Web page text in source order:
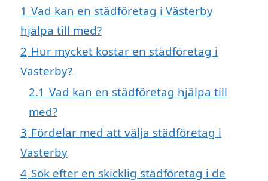
1 Vad kan en städföretag i Västerby
hjälpa till med?
2 Hur mycket kostar en städföretag i
Västerby?
2.1 Vad kan en städföretag hjälpa till
med?
3 Fördelar med att välja städföretag i
Västerby
4 Sök efter en skicklig städföretag i de